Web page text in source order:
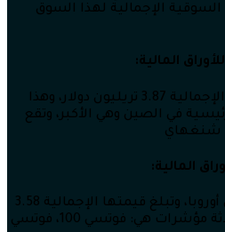
السوقية الإجمالية لهذا السوق
المالية:
وتبلغ قيمته السوقية الإجمالية 3.87 تريليون دولار، وهذا
في الصين وهي الأكبر، وتقع
شنغهاي
المالية:
وهي البورصة الأكبر في أوروبا، وتبلغ قيمتها الإجمالية 3.58
تريليون دولار، وتضم ثلاثة مؤشرات هي: فوتسي 100، فوتسي